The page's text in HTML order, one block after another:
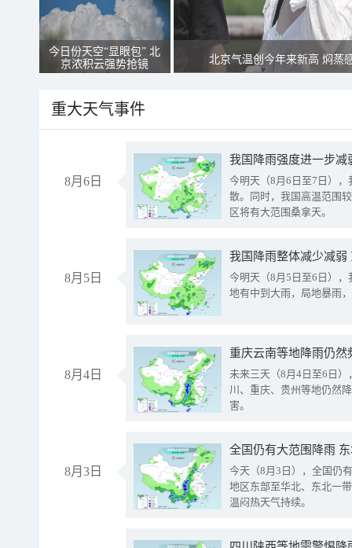
今日份天空“显眼包” 北
京浓积云强势抢镜
北京气温创今年来新高 焖蒸
重大天气事件
8月6日
今明天（8月6日至7日）
散。同时，我国高温范围
区将有大范围桑拿天。
8月5日
我国降雨整体减少减弱
今明天（8月5日至6日）
地有中到大雨，局地暴雨
8月4日
重庆云南等地降雨仍然
未来三天（8月4日至6日
川、重庆、贵州等地仍然
害。
8月3日
全国仍有大范围降雨
今天（8月3日），全国仍
地区东部至华北、东北一
温闷热天气持续。